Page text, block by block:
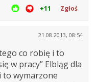
+11 Zgłoś
21.08.2013, 08:54
co robię i to
w pracy” Elbląg dla
to wymarzone